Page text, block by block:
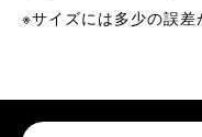
※サイズには多少の誤差